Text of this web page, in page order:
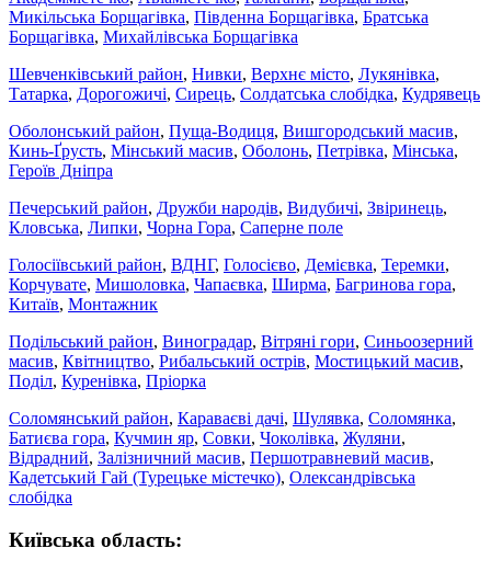
Микільська Борщагівка, Південна Борщагівка, Братська
Борщагівка, Михайлівська Борщагівка
Шевченківський район, Нивки, Верхнє місто, Лукянівка,
Татарка, Дорогожичі, Сирець, Солдатська слобідка, Кудрявець
Оболонський район, Пуща-Водиця, Вишгородський масив,
Кинь-Ґрусть, Мінський масив, Оболонь, Петрівка, Мінська,
Героїв Дніпра
Печерський район, Дружби народів, Видубичі, Звіринець,
Кловська, Липки, Чорна Гора, Саперне поле
Голосіївський район, ВДНГ, Голосієво, Демієвка, Теремки,
Корчувате, Мишоловка, Чапаєвка, Ширма, Багринова гора,
Китаїв, Монтажник
Подільський район, Виноградар, Вітряні гори, Синьоозерний
масив, Квітництво, Рибальський острів, Мостицький масив,
Поділ, Куренівка, Пріорка
Соломянський район, Караваєві дачі, Шулявка, Соломянка,
Батиєва гора, Кучмин яр, Совки, Чоколівка, Жуляни,
Відрадний, Залізничний масив, Першотравневий масив,
Кадетський Гай (Турецьке містечко), Олександрівська
слобідка
Київська область: